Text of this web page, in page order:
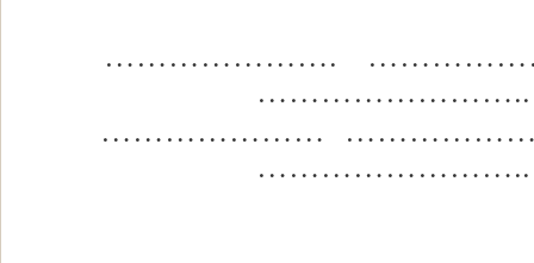
………………….
……………………..
…………………
……………………..